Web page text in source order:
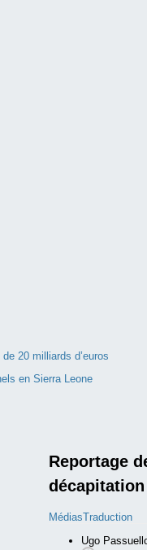
20 milliards d’euros
en Sierra Leone
Reportage
décapitation
MédiasTraduction
Ugo